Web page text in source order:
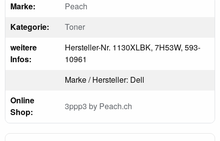
Marke:
Peach
Kategorie:
Toner
weitere
Infos:
Hersteller-Nr. 1130XLBK, 7H53W, 593-
10961
Marke / Hersteller: Dell
Online
Shop:
3ppp3 by Peach.ch